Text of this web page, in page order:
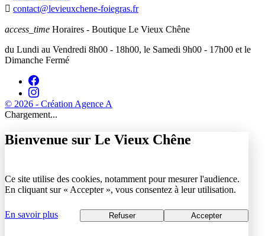
 contact@levieuxchene-foiegras.fr
access_time Horaires - Boutique Le Vieux Chêne
du Lundi au Vendredi 8h00 - 18h00, le Samedi 9h00 - 17h00 et le
Dimanche Fermé
© 2026 - Création Agence A
Chargement...
Bienvenue sur Le Vieux Chêne
Ce site utilise des cookies, notamment pour mesurer l'audience.
En cliquant sur « Accepter », vous consentez à leur utilisation.
En savoir plus Refuser Accepter